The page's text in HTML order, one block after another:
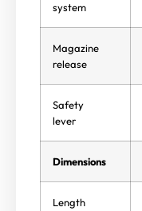
system
Magazine
release
Safety
lever
Dimensions
Length